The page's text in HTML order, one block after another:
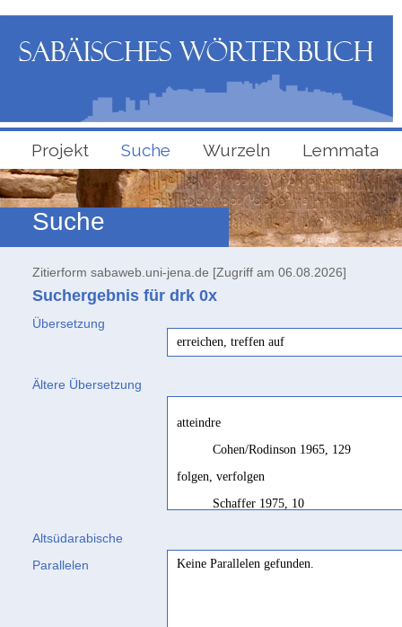
Projekt Suche Wurzeln Lemmata
Suche
Zitierform sabaweb.uni-jena.de [Zugriff am 06.08.2026]
Suchergebnis für drk 0x
Übersetzung
erreichen, treffen auf
Ältere Übersetzung
atteindre
Cohen/Rodinson 1965, 129
folgen, verfolgen
Schaffer 1975, 10
Biella 1982, 85
Altsüdarabische
Parallelen
Keine Parallelen gefunden.